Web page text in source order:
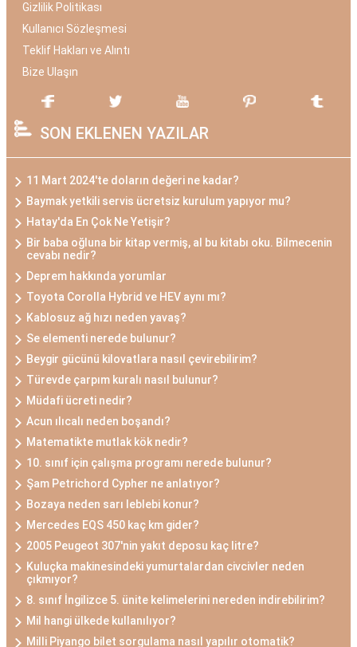
Gizlilik Politikası
Kullanıcı Sözleşmesi
Teklif Hakları ve Alıntı
Bize Ulaşın
SON EKLENEN YAZILAR
11 Mart 2024'te doların değeri ne kadar?
Baymak yetkili servis ücretsiz kurulum yapıyor mu?
Hatay'da En Çok Ne Yetişir?
Bir baba oğluna bir kitap vermiş, al bu kitabı oku. Bilmecenin
cevabı nedir?
Deprem hakkında yorumlar
Toyota Corolla Hybrid ve HEV aynı mı?
Kablosuz ağ hızı neden yavaş?
Se elementi nerede bulunur?
Beygir gücünü kilovatlara nasıl çevirebilirim?
Türevde çarpım kuralı nasıl bulunur?
Müdafi ücreti nedir?
Acun ılıcalı neden boşandı?
Matematikte mutlak kök nedir?
10. sınıf için çalışma programı nerede bulunur?
Şam Petrichord Cypher ne anlatıyor?
Bozaya neden sarı leblebi konur?
Mercedes EQS 450 kaç km gider?
2005 Peugeot 307'nin yakıt deposu kaç litre?
Kuluçka makinesindeki yumurtalardan civcivler neden
çıkmıyor?
8. sınıf İngilizce 5. ünite kelimelerini nereden indirebilirim?
Mil hangi ülkede kullanılıyor?
Milli Piyango bilet sorgulama nasıl yapılır otomatik?